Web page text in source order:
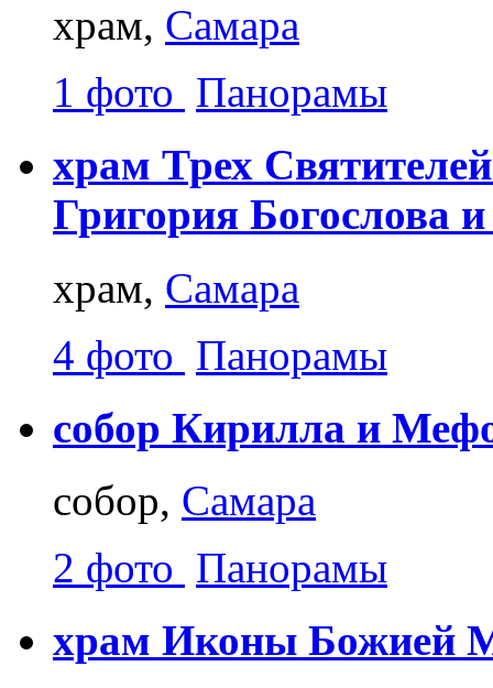
храм, Самара
1 фото Панорамы
храм Трех
Григория Богослова
храм, Самара
4 фото Панорамы
собор Кирилла и
собор, Самара
2 фото Панорамы
храм Иконы Божией